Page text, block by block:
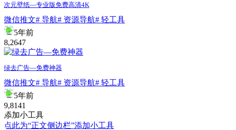
次元壁纸—专业版免费高清4K
微信推文# 导航# 资源导航# 轻工具
5年前
8,2647
绿去广告—免费神器
微信推文# 导航# 资源导航# 轻工具
5年前
9,8141
添加小工具
点此为“正文侧边栏”添加小工具